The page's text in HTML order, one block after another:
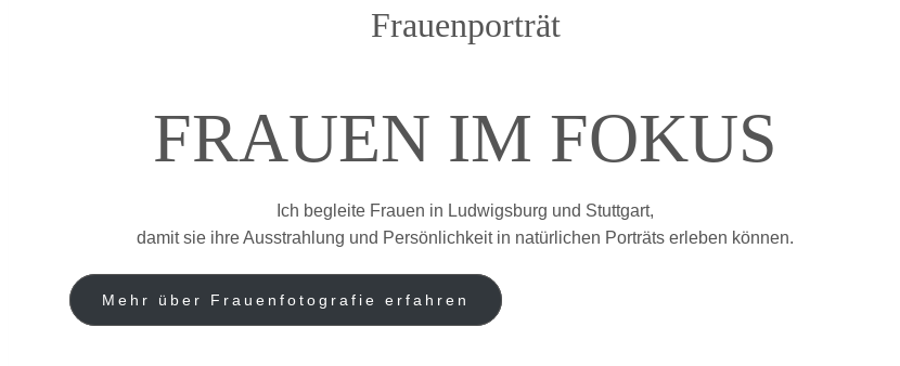
Frauenporträt
FRAUEN IM FOKUS
Ich begleite Frauen in Ludwigsburg und Stuttgart,
damit sie ihre Ausstrahlung und Persönlichkeit in natürlichen Porträts erleben können.
Mehr über Frauenfotografie erfahren